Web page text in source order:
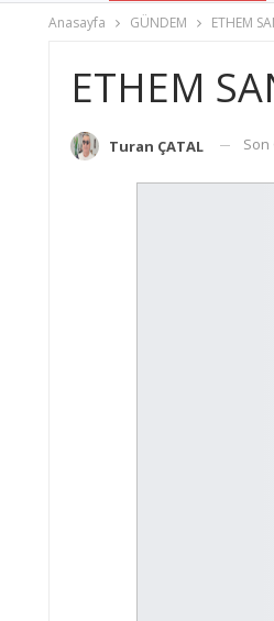
Anasayfa GÜNDEM ETHEM
ETHEM
Turan ÇATAL Son